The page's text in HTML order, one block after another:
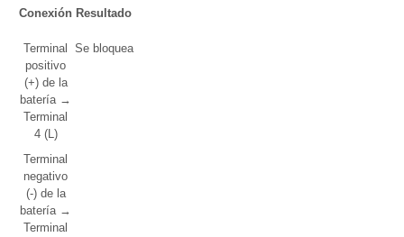
Conexión Resultado
Terminal
positivo
(+) de la
batería →
Terminal
4 (L)
Terminal
negativo
(-) de la
batería →
Terminal
Se bloquea